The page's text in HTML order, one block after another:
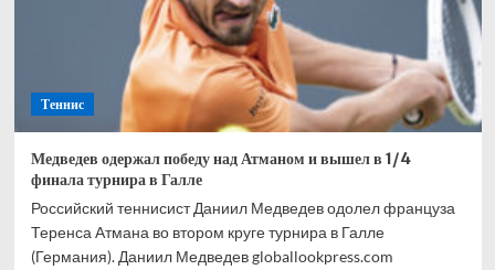
Берлине
Теннис
Медведев одержал победу над Атманом и вышел в 1/4
финала турнира в Галле
Российский теннисист Даниил Медведев одолел француза
Теренса Атмана во втором круге турнира в Галле
(Германия). Даниил Медведев globallookpress.com